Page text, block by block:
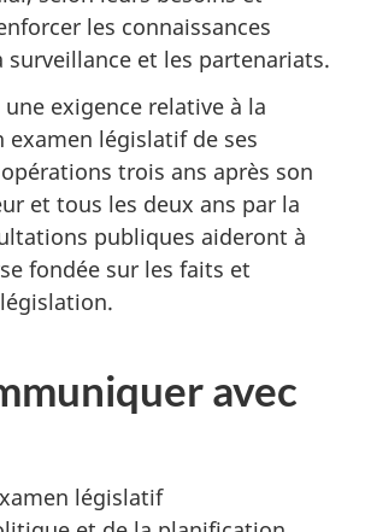
les connaissances
surveillance et les partenariats.
une exigence relative à la
législatif de ses
trois ans après son
et tous les deux ans par la
publiques aideront à
fondée sur les faits et
avec
législatif